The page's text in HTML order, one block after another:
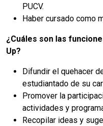
PUCV.
Haber cursado como
¿Cuáles son las
Up?
Difundir el quehacer
estudiantado de su
Promover la
actividades y
Recopilar ideas y